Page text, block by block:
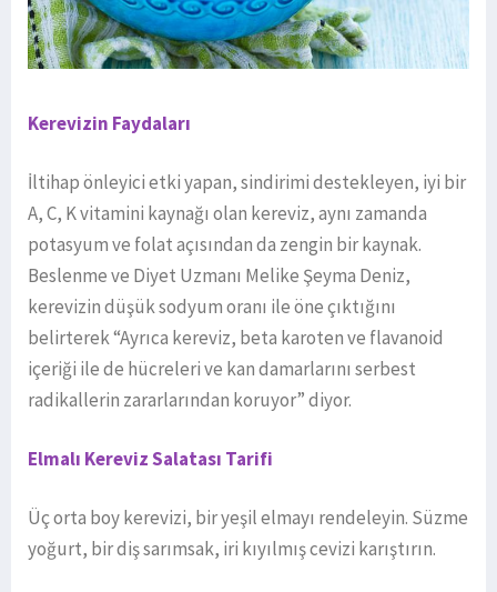
Kerevizin Faydaları
İltihap önleyici etki yapan, sindirimi destekleyen, iyi bir
A, C, K vitamini kaynağı olan kereviz, aynı zamanda
potasyum ve folat açısından da zengin bir kaynak.
Beslenme ve Diyet Uzmanı Melike Şeyma Deniz,
kerevizin düşük sodyum oranı ile öne çıktığını
belirterek “Ayrıca kereviz, beta karoten ve flavanoid
içeriği ile de hücreleri ve kan damarlarını serbest
radikallerin zararlarından koruyor” diyor.
Elmalı Kereviz Salatası Tarifi
Üç orta boy kerevizi, bir yeşil elmayı rendeleyin. Süzme
yoğurt, bir diş sarımsak, iri kıyılmış cevizi karıştırın.